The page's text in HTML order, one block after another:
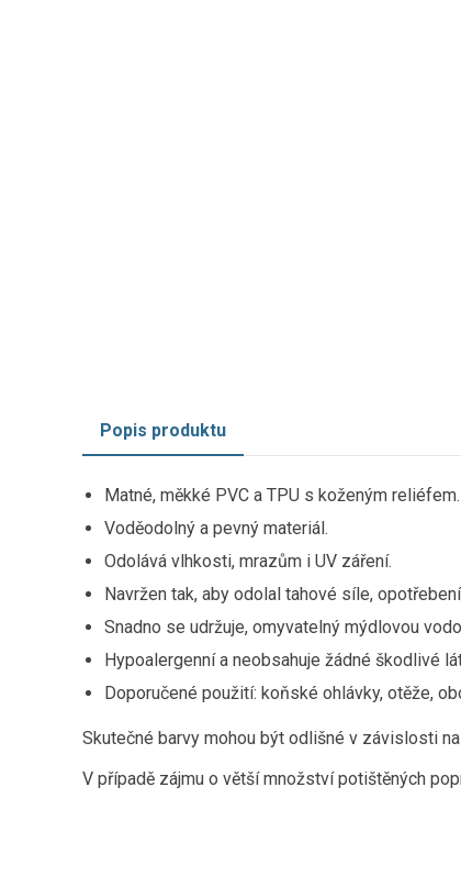
Popis produktu
Matné, měkké PVC a TPU s koženým reliéfem.
Voděodolný a pevný materiál.
Odolává vlhkosti, mrazům i UV záření.
Navržen tak, aby odolal tahové síle,
Snadno se udržuje, omyvatelný mýdlovou
Hypoalergenní a neobsahuje žádné škodlivé
Doporučené použití: koňské ohlávky, otěže,
Skutečné barvy mohou být odlišné v závislosti
V případě zájmu o větší množství potištěných